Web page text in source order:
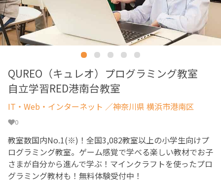
QUREO（キュレオ）プログラミング教室
自立学習RED港南台教室
IT・Web・インターネット ／神奈川県 横浜市港南区
0
教室数国内No.1(※)！全国3,082教室以上の小学生向けプ
ログラミング教室。ゲーム感覚で学べる楽しい教材でお子
さまが自分から進んで学ぶ！マインクラフトを使ったプロ
グラミング教材も！無料体験受付中！